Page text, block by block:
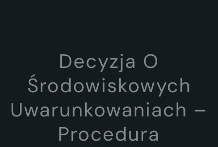
Decyzja O
Środowiskowych
Uwarunkowaniach –
Procedura